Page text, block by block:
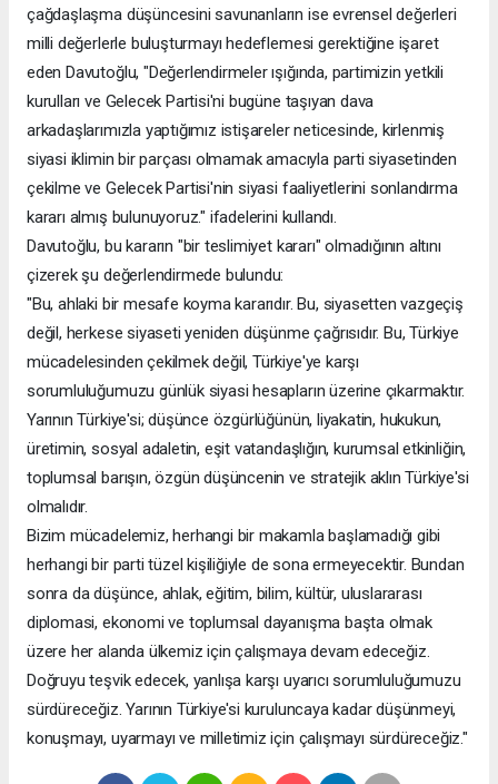
çağdaşlaşma düşüncesini savunanların ise evrensel değerleri
milli değerlerle buluşturmayı hedeflemesi gerektiğine işaret
eden Davutoğlu, "Değerlendirmeler ışığında, partimizin yetkili
kurulları ve Gelecek Partisi'ni bugüne taşıyan dava
arkadaşlarımızla yaptığımız istişareler neticesinde, kirlenmiş
siyasi iklimin bir parçası olmamak amacıyla parti siyasetinden
çekilme ve Gelecek Partisi'nin siyasi faaliyetlerini sonlandırma
kararı almış bulunuyoruz." ifadelerini kullandı.
Davutoğlu, bu kararın "bir teslimiyet kararı" olmadığının altını
çizerek şu değerlendirmede bulundu:
"Bu, ahlaki bir mesafe koyma kararıdır. Bu, siyasetten vazgeçiş
değil, herkese siyaseti yeniden düşünme çağrısıdır. Bu, Türkiye
mücadelesinden çekilmek değil, Türkiye'ye karşı
sorumluluğumuzu günlük siyasi hesapların üzerine çıkarmaktır.
Yarının Türkiye'si; düşünce özgürlüğünün, liyakatin, hukukun,
üretimin, sosyal adaletin, eşit vatandaşlığın, kurumsal etkinliğin,
toplumsal barışın, özgün düşüncenin ve stratejik aklın Türkiye'si
olmalıdır.
Bizim mücadelemiz, herhangi bir makamla başlamadığı gibi
herhangi bir parti tüzel kişiliğiyle de sona ermeyecektir. Bundan
sonra da düşünce, ahlak, eğitim, bilim, kültür, uluslararası
diplomasi, ekonomi ve toplumsal dayanışma başta olmak
üzere her alanda ülkemiz için çalışmaya devam edeceğiz.
Doğruyu teşvik edecek, yanlışa karşı uyarıcı sorumluluğumuzu
sürdüreceğiz. Yarının Türkiye'si kuruluncaya kadar düşünmeyi,
konuşmayı, uyarmayı ve milletimiz için çalışmayı sürdüreceğiz."